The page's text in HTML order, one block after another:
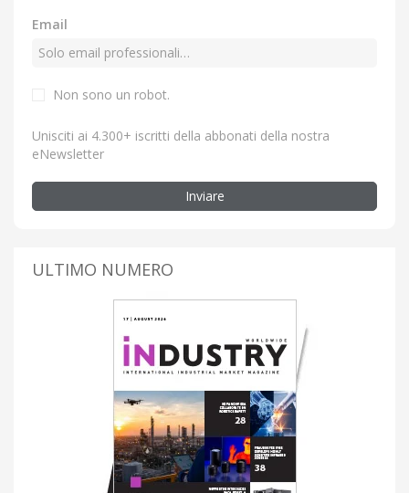
Email
Non sono un robot.
Unisciti ai 4.300+ iscritti della abbonati della nostra
eNewsletter
Inviare
ULTIMO NUMERO